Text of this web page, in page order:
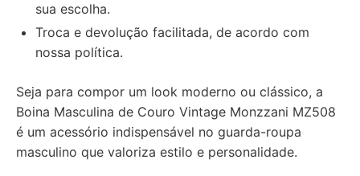
sua escolha.
Troca e devolução facilitada, de acordo com
nossa política.
Seja para compor um look moderno ou clássico, a
Boina Masculina de Couro Vintage Monzzani MZ508
é um acessório indispensável no guarda-roupa
masculino que valoriza estilo e personalidade.